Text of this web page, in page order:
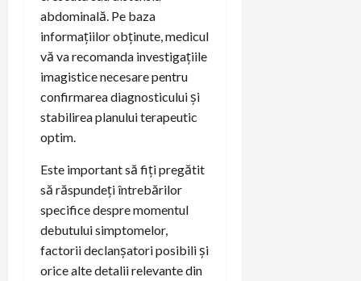
abdominală. Pe baza
informațiilor obținute, medicul
vă va recomanda investigațiile
imagistice necesare pentru
confirmarea diagnosticului și
stabilirea planului terapeutic
optim.
Este important să fiți pregătit
să răspundeți întrebărilor
specifice despre momentul
debutului simptomelor,
factorii declanșatori posibili și
orice alte detalii relevante din